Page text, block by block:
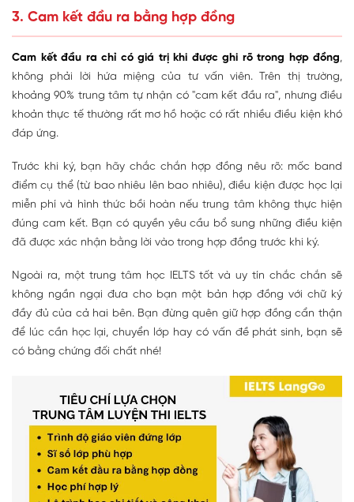
3. Cam kết đầu ra bằng hợp đồng
Cam kết đầu ra chỉ có giá trị khi được ghi rõ trong hợp đồng,
không phải lời hứa miệng của tư vấn viên. Trên thị trường,
khoảng 90% trung tâm tự nhận có "cam kết đầu ra", nhưng điều
khoản thực tế thường rất mơ hồ hoặc có rất nhiều điều kiện khó
đáp ứng.
Trước khi ký, bạn hãy chắc chắn hợp đồng nêu rõ: mốc band
điểm cụ thể (từ bao nhiêu lên bao nhiêu), điều kiện được học lại
miễn phí và hình thức bồi hoàn nếu trung tâm không thực hiện
đúng cam kết. Bạn có quyền yêu cầu bổ sung những điều kiện
đã được xác nhận bằng lời vào trong hợp đồng trước khi ký.
Ngoài ra, một trung tâm học IELTS tốt và uy tín chắc chắn sẽ
không ngần ngại đưa cho bạn một bản hợp đồng với chữ ký
đầy đủ của cả hai bên. Bạn đừng quên giữ hợp đồng cẩn thận
để lúc cần học lại, chuyển lớp hay có vấn đề phát sinh, bạn sẽ
có bằng chứng đối chất nhé!